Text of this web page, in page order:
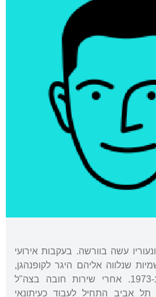
עשה בוורשה. בעקבות אירועי
האנטישמיות שנלווה אליהם היגר לקופנהגן,
ומשם עלה לישראל ב-1973. אחרי שירות חובה בצה"ל
תל אביב התחיל לעבוד כעיתונאי